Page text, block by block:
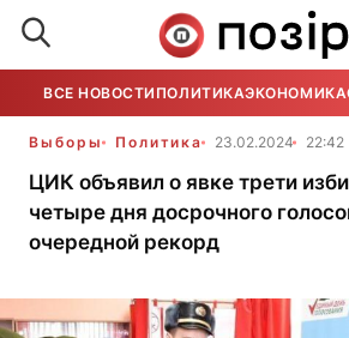
ВСЕ НОВОСТИ ПОЛИТИКАЭКОНОМИКА
Выборы Политика 23.02.2024 22:42
ЦИК объявил о явке трети
четыре дня досрочного
очередной рекорд